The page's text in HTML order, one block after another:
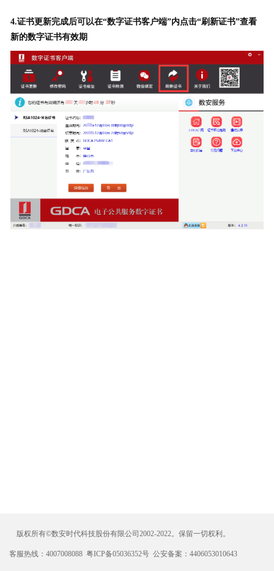
4.证书更新完成后可以在“数字证书客户端”内点击“刷新证书”查看
新的数字证书有效期
版权所有©数安时代科技股份有限公司2002-2022。保留一切权利。
客服热线：4007008088 粤ICP备05036352号 公安备案：4406053010643